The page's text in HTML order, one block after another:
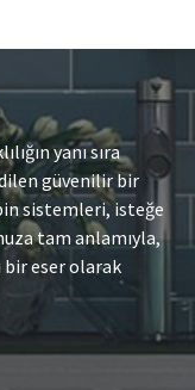
yanı sıra
güvenilir bir
sistemleri, isteğe
tam anlamıyla,
eser olarak